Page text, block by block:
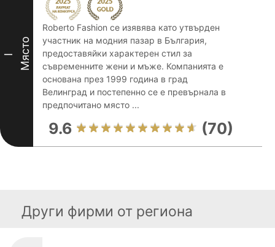
I Място
Roberto Fashion се изявява като утвърден
участник на модния пазар в България,
предоставяйки характерен стил за
съвременните жени и мъже. Компанията е
основана през 1999 година в град
Велинград и постепенно се е превърнала в
предпочитано място ...
9.6 (70)
Други фирми от региона